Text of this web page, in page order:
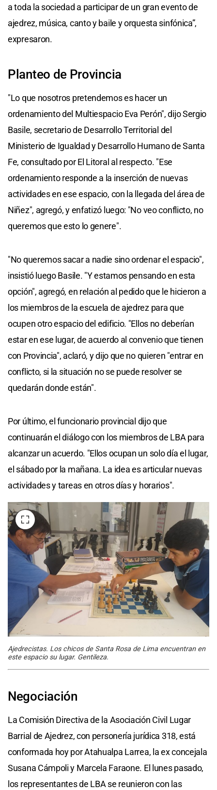
a toda la sociedad a participar de un gran evento de
ajedrez, música, canto y baile y orquesta sinfónica”,
expresaron.
Planteo de Provincia
"Lo que nosotros pretendemos es hacer un
ordenamiento del Multiespacio Eva Perón", dijo Sergio
Basile, secretario de Desarrollo Territorial del
Ministerio de Igualdad y Desarrollo Humano de Santa
Fe, consultado por El Litoral al respecto. "Ese
ordenamiento responde a la inserción de nuevas
actividades en ese espacio, con la llegada del área de
Niñez", agregó, y enfatizó luego: "No veo conflicto, no
queremos que esto lo genere".
"No queremos sacar a nadie sino ordenar el espacio",
insistió luego Basile. "Y estamos pensando en esta
opción", agregó, en relación al pedido que le hicieron a
los miembros de la escuela de ajedrez para que
ocupen otro espacio del edificio. "Ellos no deberían
estar en ese lugar, de acuerdo al convenio que tienen
con Provincia", aclaró, y dijo que no quieren "entrar en
conflicto, si la situación no se puede resolver se
quedarán donde están".
Por último, el funcionario provincial dijo que
continuarán el diálogo con los miembros de LBA para
alcanzar un acuerdo. "Ellos ocupan un solo día el lugar,
el sábado por la mañana. La idea es articular nuevas
actividades y tareas en otros días y horarios".
Ajedrecistas. Los chicos de Santa Rosa de Lima encuentran en
este espacio su lugar. Gentileza.
Negociación
La Comisión Directiva de la Asociación Civil Lugar
Barrial de Ajedrez, con personería jurídica 318, está
conformada hoy por Atahualpa Larrea, la ex concejala
Susana Cámpoli y Marcela Faraone. El lunes pasado,
los representantes de LBA se reunieron con las